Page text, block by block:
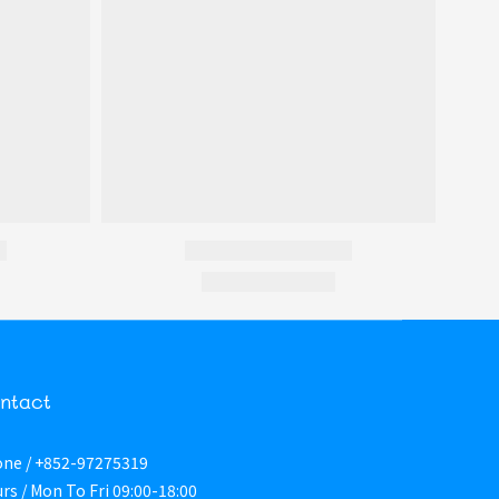
/ +852-97275319
/ Mon To Fri 09:00-18:00